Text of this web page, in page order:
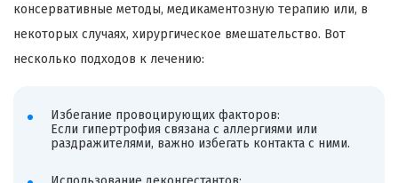
консервативные методы, медикаментозную терапию или, в
некоторых случаях, хирургическое вмешательство. Вот
несколько подходов к лечению:
Избегание провоцирующих факторов:
Если гипертрофия связана с аллергиями или
раздражителями, важно избегать контакта с ними.